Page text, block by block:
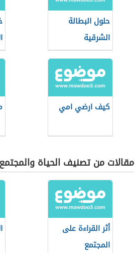
حلول البطالة
الشرقية
كيف ارضي امي
مقالات من تصنيف الحياة والمجتمع
أثر القراءة على
المجتمع